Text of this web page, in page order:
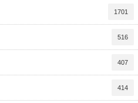
1701
516
407
414